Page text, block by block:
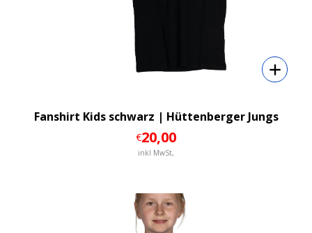
Fanshirt Kids schwarz | Hüttenberger Jungs
€20,00
inkl MwSt,